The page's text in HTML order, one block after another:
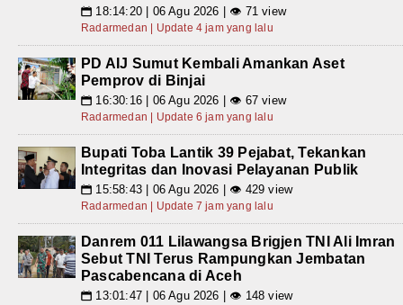
📅 18:14:20 | 06 Agu 2026 | 👁 71 view
Radarmedan | Update 4 jam yang lalu
PD AIJ Sumut Kembali Amankan Aset
Pemprov di Binjai
📅 16:30:16 | 06 Agu 2026 | 👁 67 view
Radarmedan | Update 6 jam yang lalu
Bupati Toba Lantik 39 Pejabat, Tekankan
Integritas dan Inovasi Pelayanan Publik
📅 15:58:43 | 06 Agu 2026 | 👁 429 view
Radarmedan | Update 7 jam yang lalu
Danrem 011 Lilawangsa Brigjen TNI Ali Imran
Sebut TNI Terus Rampungkan Jembatan
Pascabencana di Aceh
📅 13:01:47 | 06 Agu 2026 | 👁 148 view